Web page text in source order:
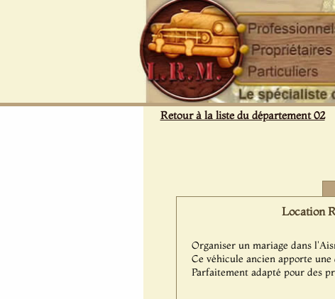
Retour à la liste du département 02
Location
Organiser un mariage dans
Ce véhicule ancien apporte
Parfaitement adapté pour des
Panneau de gestion des cookies